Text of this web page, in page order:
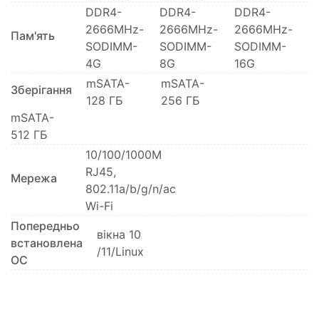
Пам'ять
DDR4-
2666MHz-
SODIMM-
4G
DDR4-
2666MHz-
SODIMM-
8G
DDR4-
2666MHz-
SODIMM-
16G
Зберігання
mSATA-
128 ГБ
mSATA-
256 ГБ
mSATA-
512 ГБ
Мережа
10/100/1000M
RJ45,
802.11a/b/g/n/ac
Wi-Fi
Попередньо
встановлена
​​ОС
вікна 10
/11/Linux